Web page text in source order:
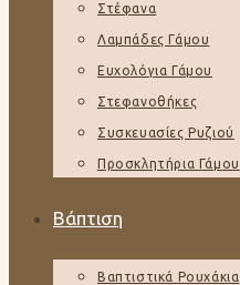
Στέφανα
Λαμπάδες Γάμου
Ευχολόγια Γάμου
Στεφανοθήκες
Συσκευασίες Ρυζιού
Προσκλητήρια Γάμου
Βάπτιση
Βαπτιστικά Ρουχάκια